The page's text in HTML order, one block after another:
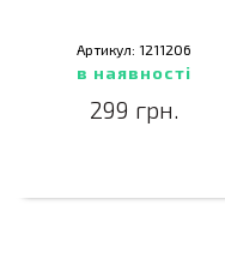
Артикул: 1211206
в наявності
299 грн.